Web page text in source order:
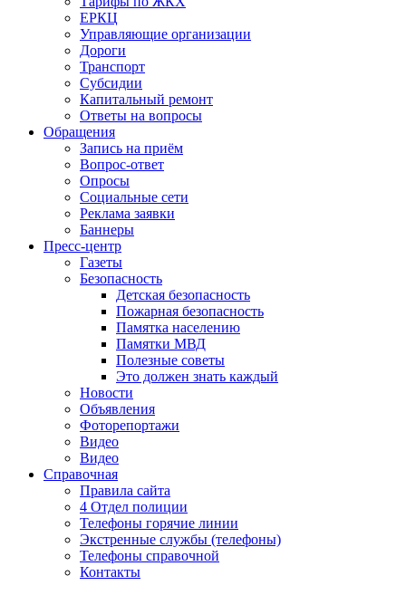
ЕРКЦ
Управляющие организации
Дороги
Транспорт
Субсидии
Капитальный ремонт
Ответы на вопросы
Обращения
Запись на приём
Вопрос-ответ
Опросы
Социальные сети
Реклама заявки
Баннеры
Пресс-центр
Газеты
Безопасность
Детская безопасность
Пожарная безопасность
Памятка населению
Памятки МВД
Полезные советы
Это должен знать каждый
Новости
Объявления
Фоторепортажи
Видео
Видео
Справочная
Правила сайта
4 Отдел полиции
Телефоны горячие линии
Экстренные службы (телефоны)
Телефоны справочной
Контакты